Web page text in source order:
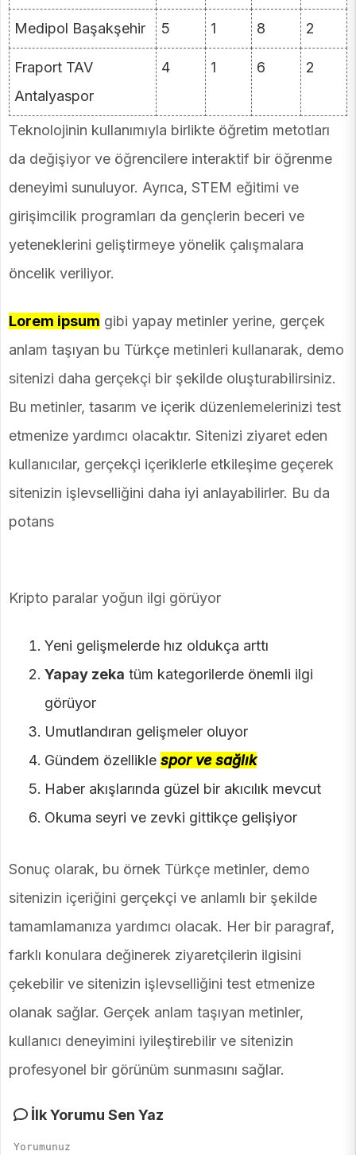
Medipol Başakşehir 5 1 8 2
Fraport TAV
Antalyaspor
4 1 6 2
Teknolojinin kullanımıyla birlikte öğretim metotları
da değişiyor ve öğrencilere interaktif bir öğrenme
deneyimi sunuluyor. Ayrıca, STEM eğitimi ve
girişimcilik programları da gençlerin beceri ve
yeteneklerini geliştirmeye yönelik çalışmalara
öncelik veriliyor.
Lorem ipsum gibi yapay metinler yerine, gerçek
anlam taşıyan bu Türkçe metinleri kullanarak, demo
sitenizi daha gerçekçi bir şekilde oluşturabilirsiniz.
Bu metinler, tasarım ve içerik düzenlemelerinizi test
etmenize yardımcı olacaktır. Sitenizi ziyaret eden
kullanıcılar, gerçekçi içeriklerle etkileşime geçerek
sitenizin işlevselliğini daha iyi anlayabilirler. Bu da
potans
Kripto paralar yoğun ilgi görüyor
Yeni gelişmelerde hız oldukça arttı
Yapay zeka tüm kategorilerde önemli ilgi
görüyor
Umutlandıran gelişmeler oluyor
Gündem özellikle spor ve sağlık
Haber akışlarında güzel bir akıcılık mevcut
Okuma seyri ve zevki gittikçe gelişiyor
Sonuç olarak, bu örnek Türkçe metinler, demo
sitenizin içeriğini gerçekçi ve anlamlı bir şekilde
tamamlamanıza yardımcı olacak. Her bir paragraf,
farklı konulara değinerek ziyaretçilerin ilgisini
çekebilir ve sitenizin işlevselliğini test etmenize
olanak sağlar. Gerçek anlam taşıyan metinler,
kullanıcı deneyimini iyileştirebilir ve sitenizin
profesyonel bir görünüm sunmasını sağlar.
İlk Yorumu Sen Yaz